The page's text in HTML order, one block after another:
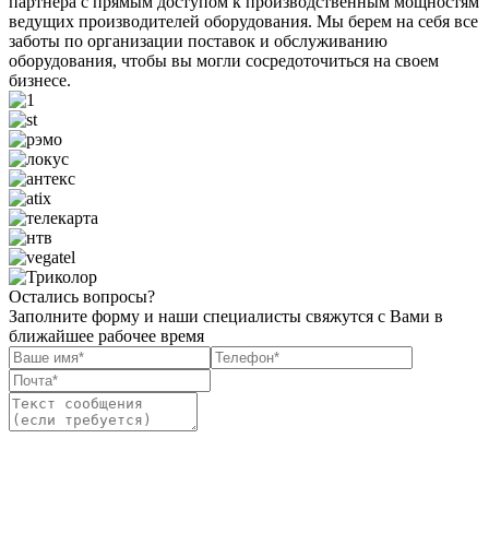
ведущих производителей оборудования. Мы берем на себя все
заботы по организации поставок и обслуживанию
оборудования, чтобы вы могли сосредоточиться на своем
бизнесе.
Остались вопросы?
Заполните форму и наши специалисты свяжутся с Вами в
ближайшее рабочее время